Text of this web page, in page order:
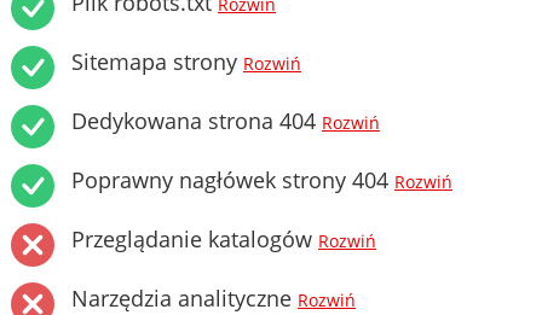
Rozwiń
Sitemapa strony Rozwiń
Dedykowana strona 404 Rozwiń
Poprawny nagłówek strony 404 Rozwiń
Przeglądanie katalogów Rozwiń
Narzędzia analityczne Rozwiń